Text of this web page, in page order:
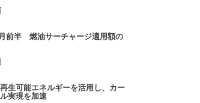
前半 燃油サーチャージ適用額の
生可能エネルギーを活用し、カー
実現を加速